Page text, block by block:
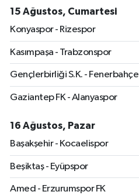
15 Ağustos, Cumartesi
Konyaspor - Rizespor
Kasımpaşa - Trabzonspor
Gençlerbirliği S.K. - Fenerbahçe
Gaziantep FK - Alanyaspor
16 Ağustos, Pazar
Başakşehir - Kocaelispor
Beşiktaş - Eyüpspor
Amed - Erzurumspor FK